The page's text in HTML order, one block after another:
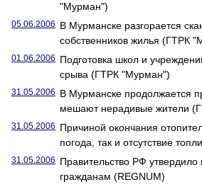
"Мурман")
05.06.2006 В Мурманске разгорается
собственников жилья (ГТРК
01.06.2006 Подготовка школ и
срыва (ГТРК "Мурман")
31.05.2006 В Мурманске продолжается
мешают нерадивые жители
31.05.2006 Причиной окончания
погода, так и отсутствие
31.05.2006 Правительство РФ
гражданам (REGNUM)